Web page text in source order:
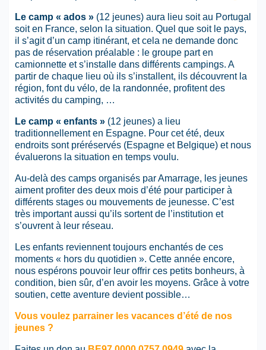
Le camp « ados » (12 jeunes) aura lieu soit au Portugal
soit en France, selon la situation. Quel que soit le pays,
il s’agit d’un camp itinérant, et cela ne demande donc
pas de réservation préalable : le groupe part en
camionnette et s’installe dans différents campings. A
partir de chaque lieu où ils s’installent, ils découvrent la
région, font du vélo, de la randonnée, profitent des
activités du camping, …
Le camp « enfants » (12 jeunes) a lieu
traditionnellement en Espagne. Pour cet été, deux
endroits sont préréservés (Espagne et Belgique) et nous
évaluerons la situation en temps voulu.
Au-delà des camps organisés par Amarrage, les jeunes
aiment profiter des deux mois d’été pour participer à
différents stages ou mouvements de jeunesse. C’est
très important aussi qu’ils sortent de l’institution et
s’ouvrent à leur réseau.
Les enfants reviennent toujours enchantés de ces
moments « hors du quotidien ». Cette année encore,
nous espérons pouvoir leur offrir ces petits bonheurs, à
condition, bien sûr, d’en avoir les moyens. Grâce à votre
soutien, cette aventure devient possible…
Vous voulez parrainer les vacances d’été de nos
jeunes ?